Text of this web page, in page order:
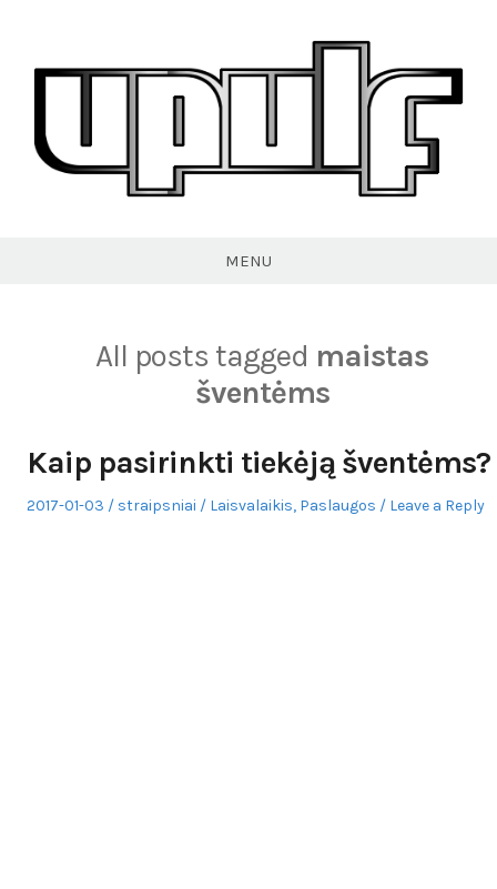
content
MENU
All posts tagged maistas
šventėms
Kaip pasirinkti tiekėją šventėms?
Posted
2017-01-03 Author
straipsniai
Posted
Laisvalaikis, Paslaugos Leave a Reply